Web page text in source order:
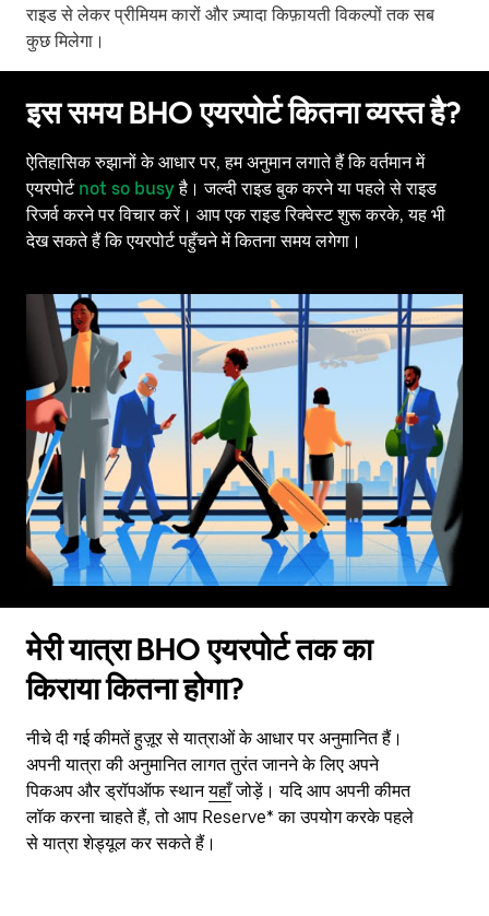
राइड से लेकर प्रीमियम कारों और ज़्यादा किफ़ायती विकल्पों तक सब
कुछ मिलेगा।
इस समय BHO एयरपोर्ट कितना व्यस्त है?
ऐतिहासिक रुझानों के आधार पर, हम अनुमान लगाते हैं कि वर्तमान में
एयरपोर्ट not so busyहै। जल्दी राइड बुक करने या पहले से राइड
रिजर्व करने पर विचार करें। आप एक राइड रिक्वेस्ट शुरू करके, यह भी
देख सकते हैं कि एयरपोर्ट पहुँचने में कितना समय लगेगा।
मेरी यात्रा BHO एयरपोर्ट तक का
किराया कितना होगा?
नीचे दी गई कीमतें हुज़ूर से यात्राओं के आधार पर अनुमानित हैं।
अपनी यात्रा की अनुमानित लागत तुरंत जानने के लिए अपने
पिकअप और ड्रॉपऑफ स्थानयहाँजोड़ें। यदि आप अपनी कीमत
लॉक करना चाहते हैं, तो आप Reserve* का उपयोग करके पहले
से यात्रा शेड्यूल कर सकते हैं।